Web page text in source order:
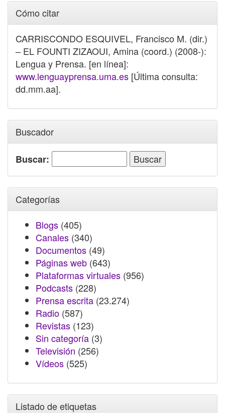
Cómo citar
CARRISCONDO ESQUIVEL, Francisco M. (dir.)
– EL FOUNTI ZIZAOUI, Amina (coord.) (2008-):
Lengua y Prensa. [en línea]:
www.lenguayprensa.uma.es [Última consulta:
dd.mm.aa].
Buscador
Buscar:
Categorías
Blogs (405)
Canales (340)
Documentos (49)
Páginas web (643)
Plataformas virtuales (956)
Podcasts (228)
Prensa escrita (23.274)
Radio (587)
Revistas (123)
Sin categoría (3)
Televisión (256)
Vídeos (525)
Listado de etiquetas